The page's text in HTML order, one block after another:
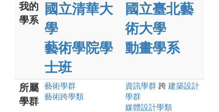
我的
學系
國立清華大
學
藝術學院學
士班
國立臺北藝
術大學
動畫學系
所屬
學群
藝術學群
藝術跨學類
資訊學群 跨 建築設計
學群
媒體設計學類